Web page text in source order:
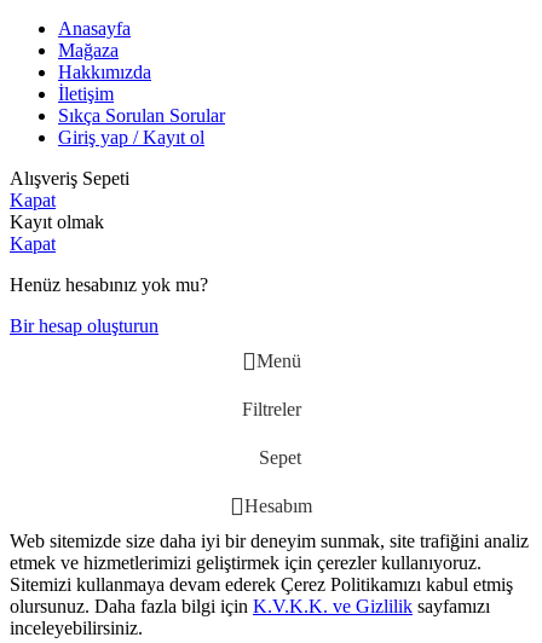
Anasayfa
Mağaza
Hakkımızda
İletişim
Sıkça Sorulan Sorular
Giriş yap / Kayıt ol
Alışveriş Sepeti
Kapat
Kayıt olmak
Kapat
Henüz hesabınız yok mu?
Bir hesap oluşturun
Menü
Filtreler
Sepet
Hesabım
Web sitemizde size daha iyi bir deneyim sunmak, site trafiğini analiz
etmek ve hizmetlerimizi geliştirmek için çerezler kullanıyoruz.
Sitemizi kullanmaya devam ederek Çerez Politikamızı kabul etmiş
olursunuz. Daha fazla bilgi için K.V.K.K. ve Gizlilik sayfamızı
inceleyebilirsiniz.